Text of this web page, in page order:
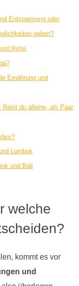
Entspannung oder
geben?
Ruhe
Ernährung und
Reist du alleine, als Paar
Lombok
und Bali
welche
kommt es vor
und